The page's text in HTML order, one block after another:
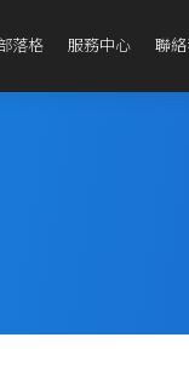
落格 服務中心 聯